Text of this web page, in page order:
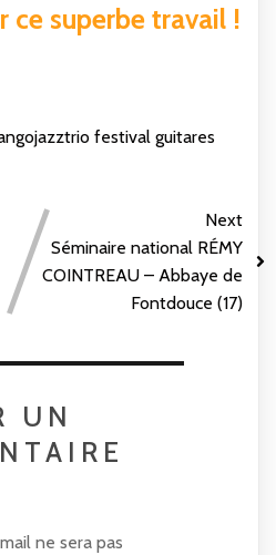
ce superbe travail !
festival guitares
Next
Séminaire national RÉMY
COINTREAU – Abbaye de
Fontdouce (17)
UN
ne sera pas